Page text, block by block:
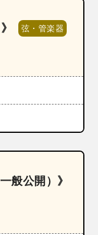
弦・管楽器
般公開）》